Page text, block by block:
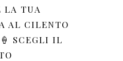
LA TUA
AL CILENTO
SCEGLI IL